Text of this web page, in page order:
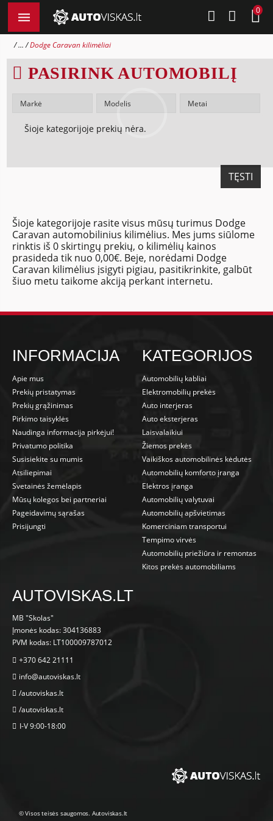
0
... Dodge Caravan kilimėliai
PASIRINK AUTOMOBILĮ
Šioje kategorijoje prekių nėra.
TĘSTI
Šioje kategorijoje rasite visus mūsų turimus Dodge
Caravan automobilinius kilimėlius. Mes jums siūlome
rinktis iš 0 skirtingų prekių, o kilimėlių kainos
prasideda tik nuo 0,00€. Beje, norėdami Dodge
Caravan kilimėlius įsigyti pigiau, pasitikrinkite, galbūt
šiuo metu taikome akciją perkant internetu.
INFORMACIJA
Apie mus
Prekių pristatymas
Prekių grąžinimas
Pirkimo taisyklės
Naudinga informacija pirkėjui!
Privatumo politika
Susisiekite su mumis
Atsiliepimai
Svetainės žemėlapis
Mūsų kolegos bei partneriai
Pageidavimų sąrašas
Prisijungti
KATEGORIJOS
Automobilių kabliai
Elektromobilių prekės
Auto interjeras
Auto eksterjeras
Laisvalaikiui
Žiemos prekės
Vaikiškos automobilinės kėdutės
Automobilių komforto įranga
Elektros įranga
Automobilių valytuvai
Automobilių apšvietimas
Komerciniam transportui
Tempimo virvės
Automobilių priežiūra ir remontas
Kitos prekės automobiliams
AUTOVISKAS.LT
MB "Skolas"
Įmonės kodas: 304136883
PVM kodas: LT100009787012
+370 642 21111
info@autoviskas.lt
/autoviskas.lt
/autoviskas.lt
I-V 9:00-18:00
© Visos teisės saugomos. Autoviskas.lt